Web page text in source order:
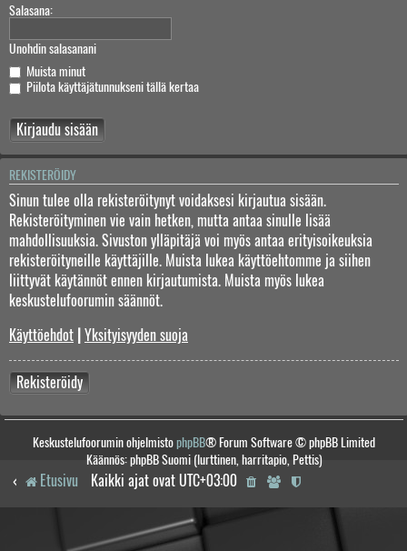
Salasana:
Unohdin salasanani
Muista minut
Piilota käyttäjätunnukseni tällä kertaa
REKISTERÖIDY
Sinun tulee olla rekisteröitynyt voidaksesi kirjautua sisään.
Rekisteröityminen vie vain hetken, mutta antaa sinulle lisää
mahdollisuuksia. Sivuston ylläpitäjä voi myös antaa erityisoikeuksia
rekisteröityneille käyttäjille. Muista lukea käyttöehtomme ja siihen
liittyvät käytännöt ennen kirjautumista. Muista myös lukea
keskustelufoorumin säännöt.
Käyttöehdot Yksityisyyden suoja
Rekisteröidy
Keskustelufoorumin ohjelmistophpBB® Forum Software © phpBB Limited
Käännös: phpBB Suomi (lurttinen, harritapio, Pettis)
Etusivu Kaikki ajat ovat UTC+03:00